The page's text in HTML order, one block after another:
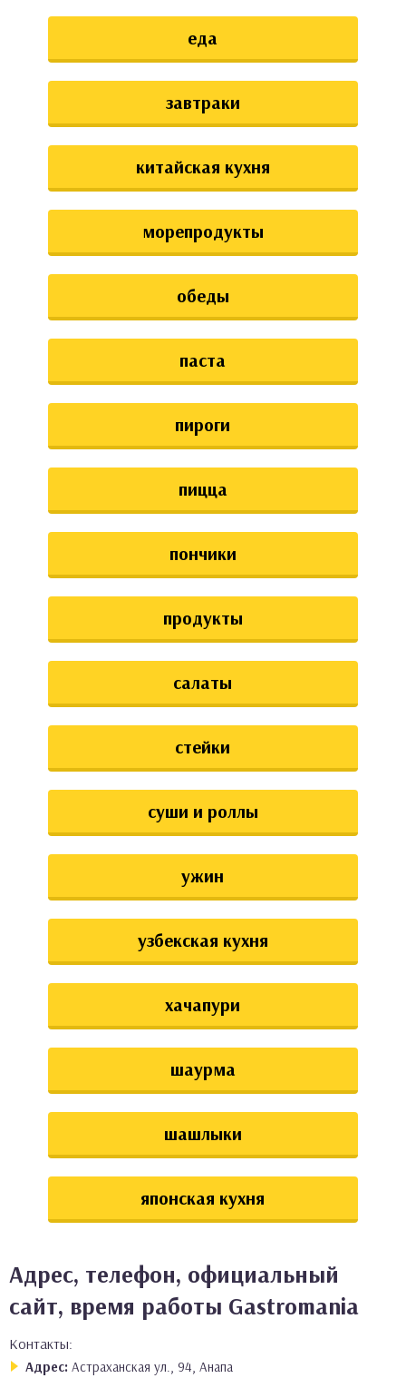
еда
завтраки
китайская кухня
морепродукты
обеды
паста
пироги
пицца
пончики
продукты
салаты
стейки
суши и роллы
ужин
узбекская кухня
хачапури
шаурма
шашлыки
японская кухня
Адрес, телефон, официальный
сайт, время работы Gastromania
Контакты:
Адрес: Астраханская ул., 94, Анапа